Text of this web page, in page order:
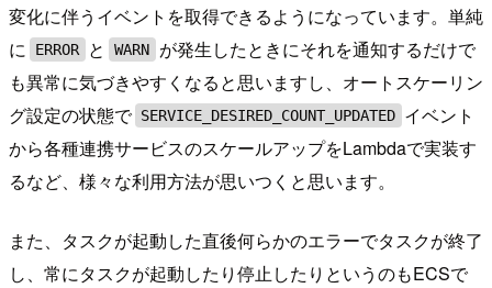
変化に伴うイベントを取得できるようになっています。単純
に
ERROR と WARN
が発生したときにそれを通知するだけで
も異常に気づきやすくなると思いますし、オートスケーリン
グ設定の状態で SERVICE_DESIRED_COUNT_UPDATED イベント
から各種連携サービスのスケールアップをLambdaで実装す
るなど、様々な利用方法が思いつくと思います。
また、タスクが起動した直後何らかのエラーでタスクが終了
し、常にタスクが起動したり停止したりというのもECSで